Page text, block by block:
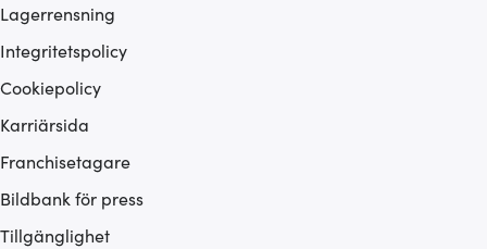
Lagerrensning
Integritetspolicy
Cookiepolicy
Karriärsida
Franchisetagare
Bildbank för press
Tillgänglighet